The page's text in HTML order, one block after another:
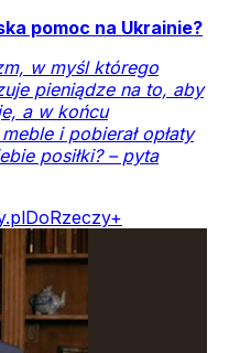
pomoc na Ukrainie?
w myśl którego
pieniądze na to, aby
a w końcu
i pobierał opłaty
posiłki? – pyta
DoRzeczy+